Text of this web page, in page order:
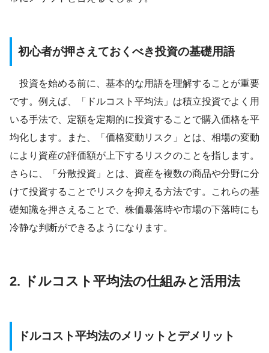
初心者が押さえておくべき投資の基礎用語
投資を始める前に、基本的な用語を理解することが重要
です。例えば、「ドルコスト平均法」は積立投資でよく用
いる手法で、定額を定期的に投資することで購入価格を平
均化します。また、「価格変動リスク」とは、相場の変動
により資産の評価額が上下するリスクのことを指します。
さらに、「分散投資」とは、資産を複数の商品や分野に分
けて投資することでリスクを抑える方法です。これらの基
礎知識を押さえることで、株価暴落時や市場の下落時にも
冷静な判断ができるようになります。
2. ドルコスト平均法の仕組みと活用法
ドルコスト平均法のメリットとデメリット